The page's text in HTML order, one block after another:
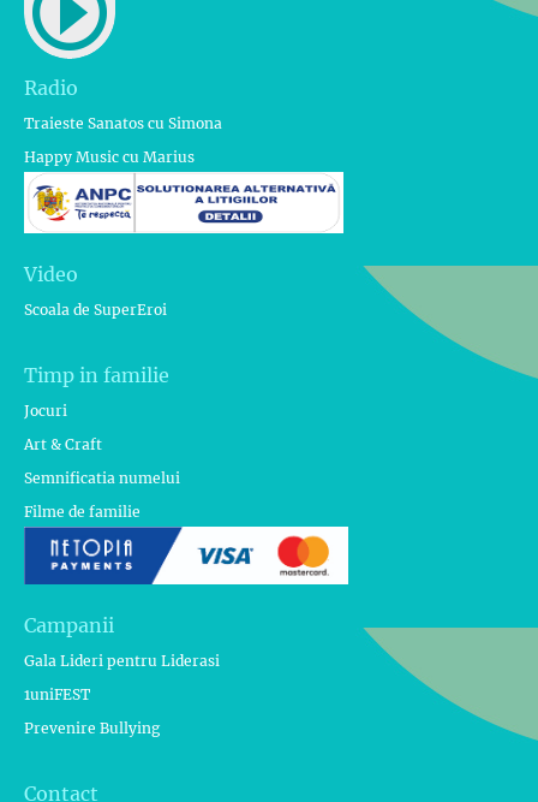
Radio
Traieste Sanatos cu Simona
Happy Music cu Marius
Video
Scoala de SuperEroi
Timp in familie
Jocuri
Art & Craft
Semnificatia numelui
Filme de familie
Campanii
Gala Lideri pentru Liderasi
1uniFEST
Prevenire Bullying
Contact